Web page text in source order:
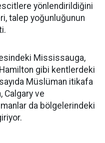
yönlendirildiğini
talep yoğunluğunun
Mississauga,
gibi kentlerdeki
Müslüman itikafa
Calgary ve
da bölgelerindeki